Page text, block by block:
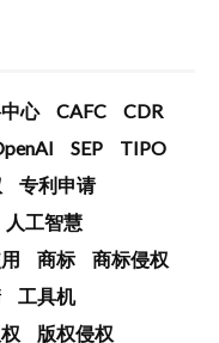
心 CAFC
CDR
SEP
TIPO
专利申请
人工智慧
商标
商标侵权
工具机
版权侵权